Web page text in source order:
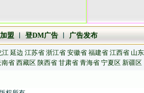
盟 登DM广告 广告发布
江 延边 江苏省 浙江省 安徽省 福建省 江西省 山
南省 西藏区 陕西省 甘肃省 青海省 宁夏区 新疆区